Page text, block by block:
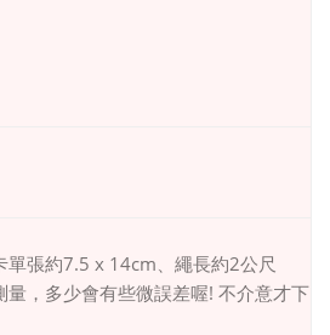
單張約7.5 x 14cm 、繩長約2公尺
量，多少會有些微誤差喔! 不介意才下